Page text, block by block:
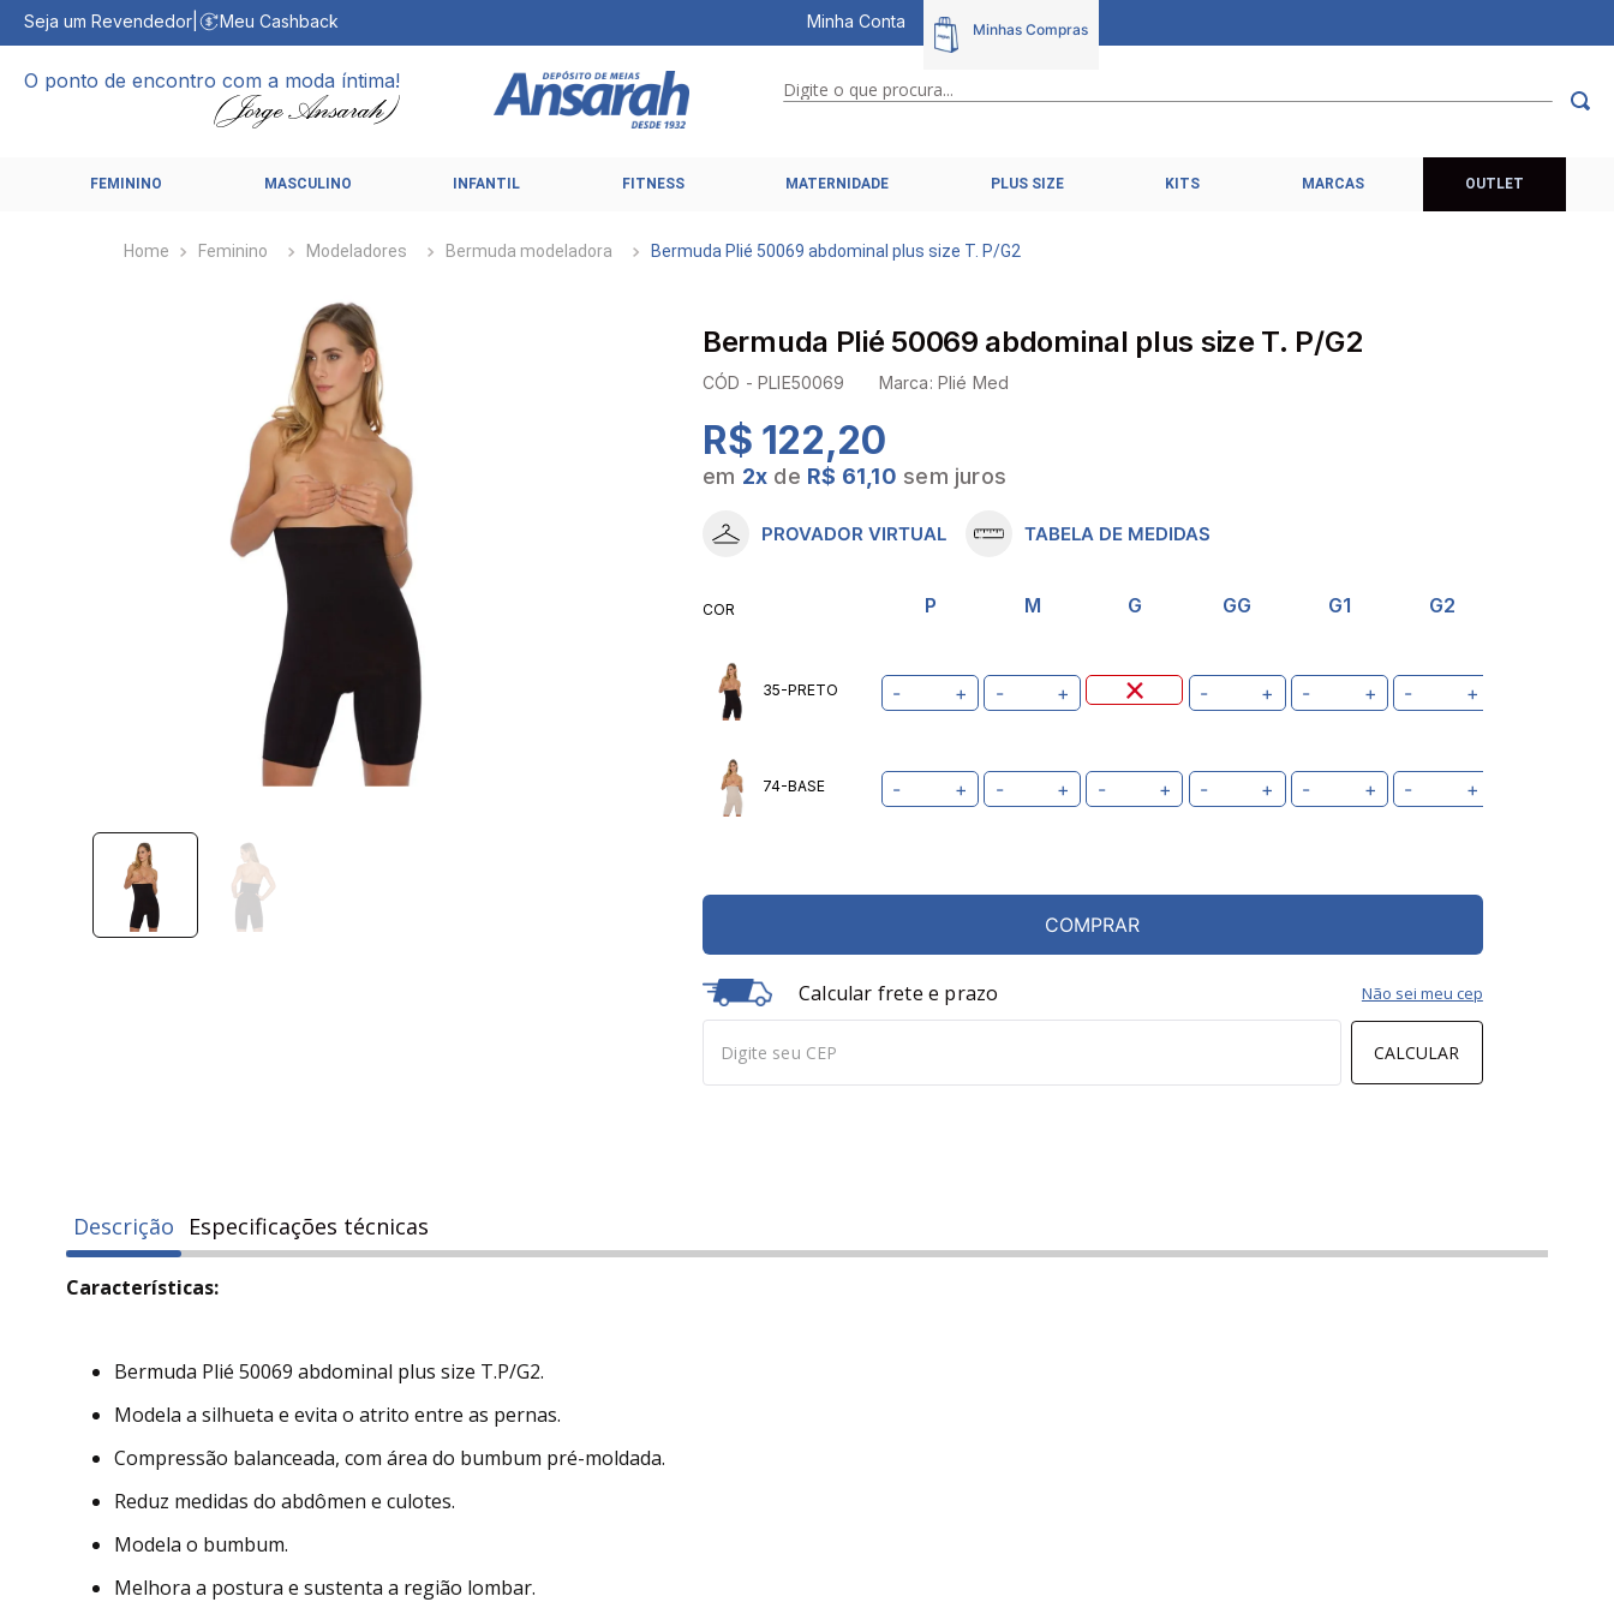
Seja um Revendedor Meu Cashback Minha Conta
O ponto de encontro com a moda íntima! Digite o que procura...
FEMININO MASCULINO INFANTIL FITNESS MATERNIDADE PLUS SIZE KITS MARCAS OUTLET
Feminino Modeladores Bermuda modeladora Bermuda Plié 50069 abdominal plus size T. P/G2
Bermuda Plié 50069 abdominal plus size T. P/G2
CÓD -PLIE50069 Marca: Plié Med
R$ 122,20
em 2x de R$ 61,10 sem juros
PROVADOR VIRTUAL TABELA DE MEDIDAS
COR P M G GG G1 G2
35-PRETO - + - + - + - + - +
74-BASE - + - + - + - + - + - +
COMPRAR
Calcular frete e prazo
CALCULAR
Não sei meu cep
Descrição Especificações técnicas
Características:
Bermuda Plié 50069 abdominal plus size T.P/G2.
Modela a silhueta e evita o atrito entre as pernas.
Compressão balanceada, com área do bumbum pré-moldada.
Reduz medidas do abdômen e culotes.
Modela o bumbum.
Melhora a postura e sustenta a região lombar.
1 º
calcinhas
7º
sutiã plus size
8º
hering intimates
9º
pijama